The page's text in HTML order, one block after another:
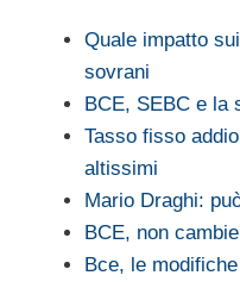
Quale impatto
sovrani
BCE, SEBC e la
Tasso fisso
altissimi
Mario Draghi:
BCE, non
Bce, le